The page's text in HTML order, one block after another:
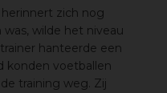
zich nog
wilde het niveau
hanteerde een
konden voetballen
training weg. Zij